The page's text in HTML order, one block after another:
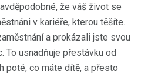
že váš život se
v kariéře, kterou těšíte.
a prokázali jste svou
To usnadňuje přestávku od
poté, co máte dítě, a přesto